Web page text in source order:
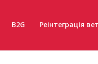
B2G Реінтеграція